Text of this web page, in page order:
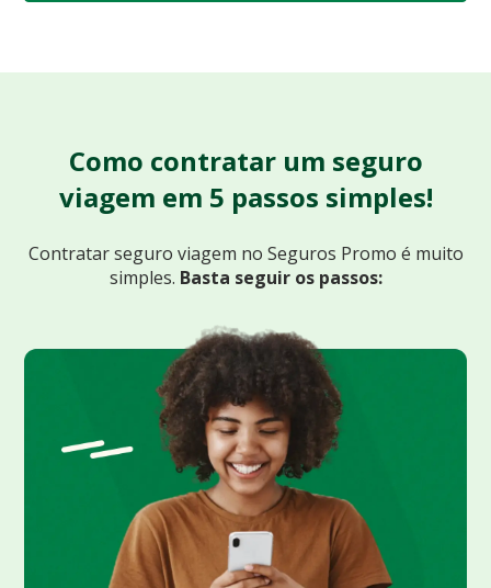
Como contratar um seguro
viagem em 5 passos simples!
Contratar seguro viagem no Seguros Promo é muito
simples. Basta seguir os passos: